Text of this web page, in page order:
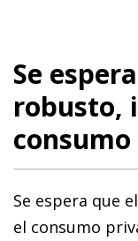
Se
robusto,
Se espera que
el consumo